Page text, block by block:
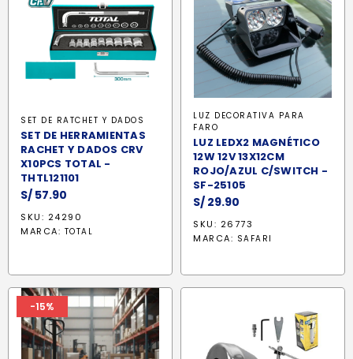
SET DE RATCHET Y DADOS
SET DE HERRAMIENTAS
RACHET Y DADOS CRV
X10PCS TOTAL -
THTL121101
S/ 57.90
SKU: 24290
MARCA: TOTAL
LUZ DECORATIVA PARA
FARO
LUZ LEDX2 MAGNÉTICO
12W 12V 13X12CM
ROJO/AZUL C/SWITCH -
SF-25105
S/ 29.90
SKU: 26773
MARCA: SAFARI
-15%